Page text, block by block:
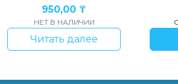
950,00 ₸
НЕТ В НАЛИЧИИ
Читать далее